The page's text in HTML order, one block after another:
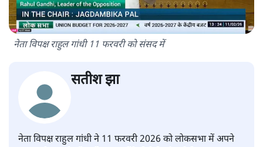
नेता विपक्ष राहुल गांधी 11 फरवरी को संसद में
सतीश झा
नेता विपक्ष राहुल गांधी ने 11 फरवरी 2026 को लोकसभा में अपने